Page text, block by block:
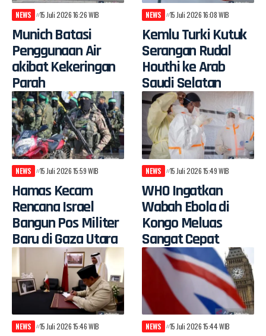
NEWS 15 Juli 2026 16:26 WIB
Munich Batasi
Penggunaan Air
akibat Kekeringan
Parah
NEWS 15 Juli 2026 16:08 WIB
Kemlu Turki Kutuk
Serangan Rudal
Houthi ke Arab
Saudi Selatan
NEWS 15 Juli 2026 15:59 WIB
Hamas Kecam
Rencana Israel
Bangun Pos Militer
Baru di Gaza Utara
NEWS 15 Juli 2026 15:49 WIB
WHO Ingatkan
Wabah Ebola di
Kongo Meluas
Sangat Cepat
NEWS 15 Juli 2026 15:46 WIB NEWS 15 Juli 2026 15:44 WIB